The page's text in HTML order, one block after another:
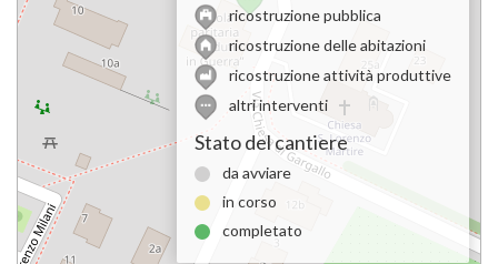
ricostruzione pubblica
ricostruzione delle abitazioni
ricostruzione attività produttive
altri interventi
Stato del cantiere
da avviare
in corso
completato